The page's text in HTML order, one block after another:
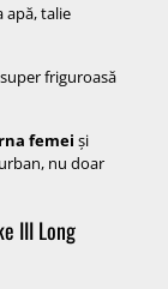
apă, talie
friguroasă
femei și
nu doar
III Long